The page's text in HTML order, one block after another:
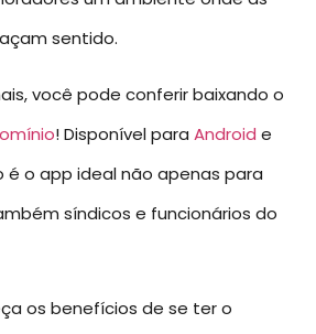
sentido.
você pode conferir baixando o
! Disponível para Android e
é o app ideal não apenas para
síndicos e funcionários do
os benefícios de se ter o